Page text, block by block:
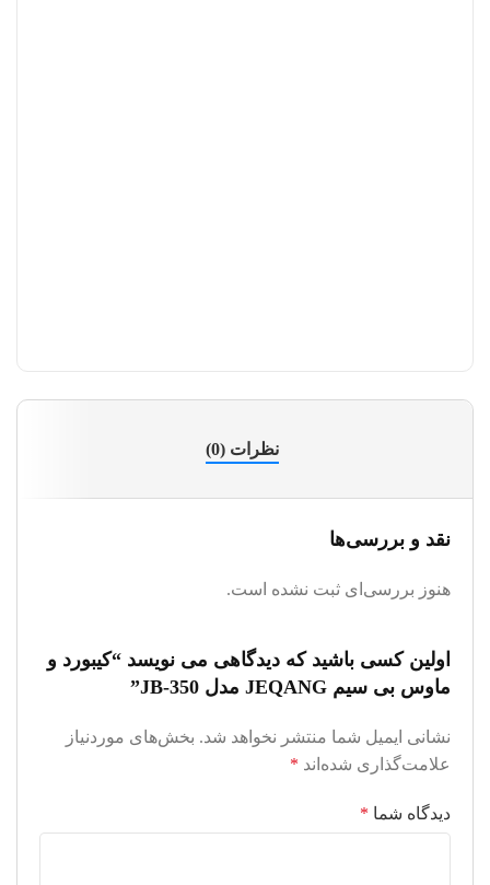
نظرات (0)
نقد و بررسی‌ها
هنوز بررسی‌ای ثبت نشده است.
اولین کسی باشید که دیدگاهی می نویسد “کیبورد و
ماوس بی سیم JEQANG مدل JB-350”
نشانی ایمیل شما منتشر نخواهد شد. بخش‌های موردنیاز
علامت‌گذاری شده‌اند *
دیدگاه شما *